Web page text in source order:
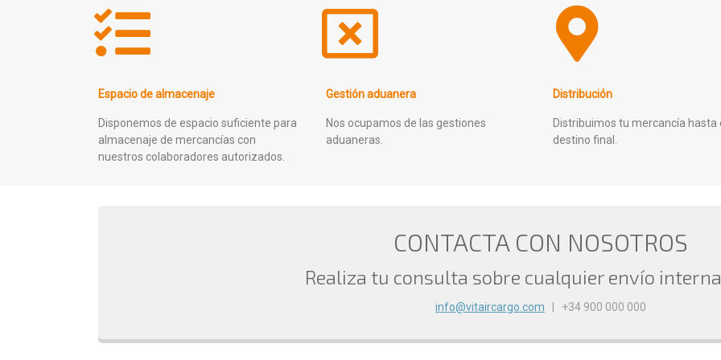
Espacio de almacenaje
Disponemos de espacio suficiente para
almacenaje de mercancías con
nuestros colaboradores autorizados.
Gestiónaduanera
Nos ocupamos de las gestiones
aduaneras.
Distribución
Distribuimos tu mercancía hasta
destino final.
CONTACTA CON NOSOTROS
Realiza tu consulta sobre cualquier envío
info@vitaircargo.com | +34 900 000 000